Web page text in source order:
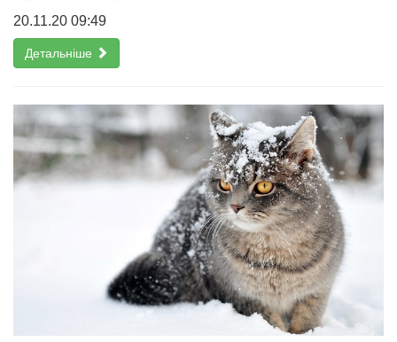
20.11.20 09:49
Детальніше